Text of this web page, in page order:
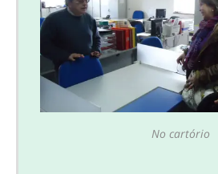
No cartório